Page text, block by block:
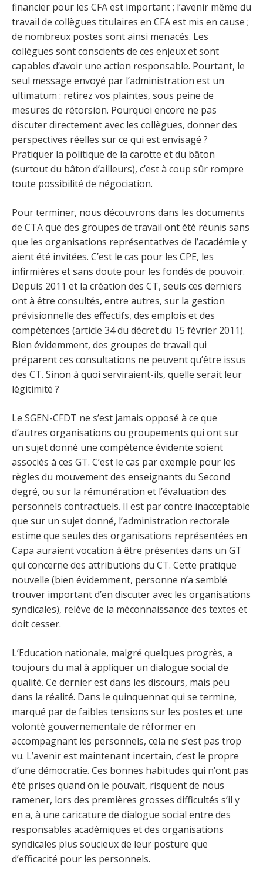
financier pour les CFA est important ; l’avenir même du
travail de collègues titulaires en CFA est mis en cause ;
de nombreux postes sont ainsi menacés. Les
collègues sont conscients de ces enjeux et sont
capables d’avoir une action responsable. Pourtant, le
seul message envoyé par l’administration est un
ultimatum : retirez vos plaintes, sous peine de
mesures de rétorsion. Pourquoi encore ne pas
discuter directement avec les collègues, donner des
perspectives réelles sur ce qui est envisagé ?
Pratiquer la politique de la carotte et du bâton
(surtout du bâton d’ailleurs), c’est à coup sûr rompre
toute possibilité de négociation.
Pour terminer, nous découvrons dans les documents
de CTA que des groupes de travail ont été réunis sans
que les organisations représentatives de l’académie y
aient été invitées. C’est le cas pour les CPE, les
infirmières et sans doute pour les fondés de pouvoir.
Depuis 2011 et la création des CT, seuls ces derniers
ont à être consultés, entre autres, sur la gestion
prévisionnelle des effectifs, des emplois et des
compétences (article 34 du décret du 15 février 2011).
Bien évidemment, des groupes de travail qui
préparent ces consultations ne peuvent qu’être issus
des CT. Sinon à quoi serviraient-ils, quelle serait leur
légitimité ?
Le SGEN-CFDT ne s’est jamais opposé à ce que
d’autres organisations ou groupements qui ont sur
un sujet donné une compétence évidente soient
associés à ces GT. C’est le cas par exemple pour les
règles du mouvement des enseignants du Second
degré, ou sur la rémunération et l’évaluation des
personnels contractuels. Il est par contre inacceptable
que sur un sujet donné, l’administration rectorale
estime que seules des organisations représentées en
Capa auraient vocation à être présentes dans un GT
qui concerne des attributions du CT. Cette pratique
nouvelle (bien évidemment, personne n’a semblé
trouver important d’en discuter avec les organisations
syndicales), relève de la méconnaissance des textes et
doit cesser.
L’Education nationale, malgré quelques progrès, a
toujours du mal à appliquer un dialogue social de
qualité. Ce dernier est dans les discours, mais peu
dans la réalité. Dans le quinquennat qui se termine,
marqué par de faibles tensions sur les postes et une
volonté gouvernementale de réformer en
accompagnant les personnels, cela ne s’est pas trop
vu. L’avenir est maintenant incertain, c’est le propre
d’une démocratie. Ces bonnes habitudes qui n’ont pas
été prises quand on le pouvait, risquent de nous
ramener, lors des premières grosses difficultés s’il y
en a, à une caricature de dialogue social entre des
responsables académiques et des organisations
syndicales plus soucieux de leur posture que
d’efficacité pour les personnels.